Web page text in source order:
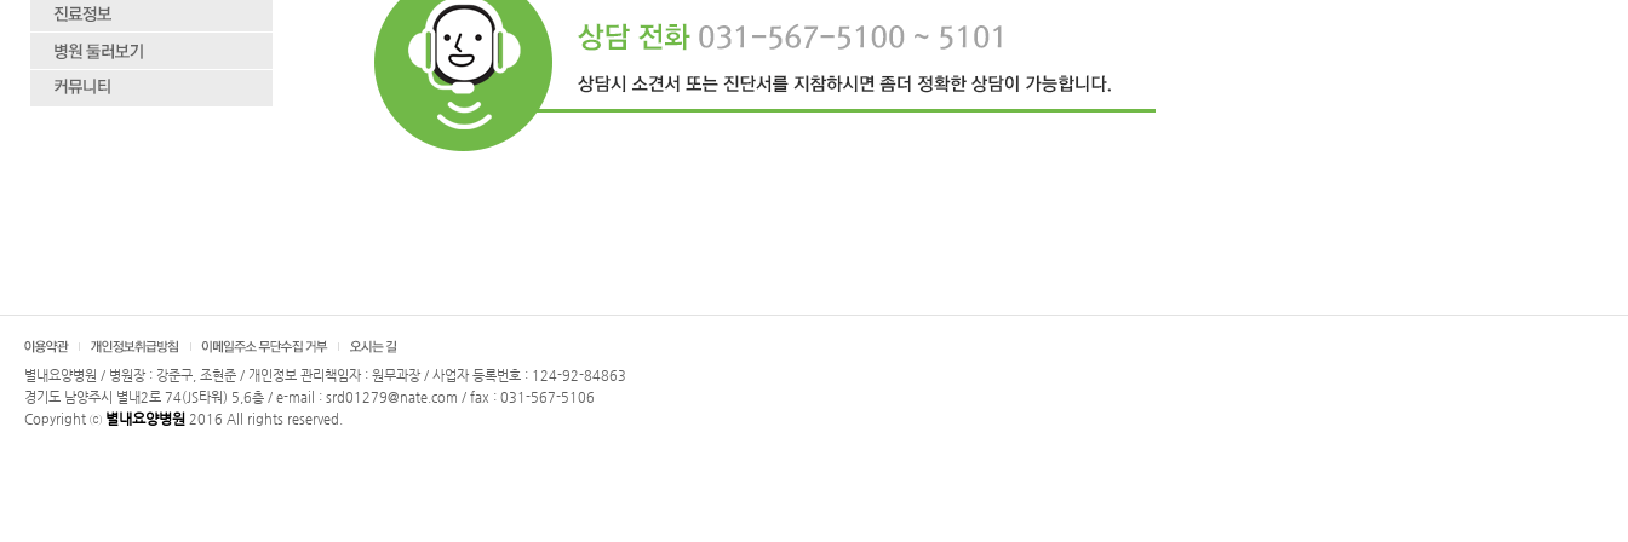
별내요양병원 / 병원장 : 강준구, 조현준 / 개인정보 관리책임자 : 원무과장 / 사업자 등록번호 : 124-92-84863
경기도 남양주시 별내2로 74(JS타워) 5,6층 / e-mail : srd01279@nate.com / fax : 031-567-5106
Copyright ⓒ 별내요양병원 2016 All rights reserved.